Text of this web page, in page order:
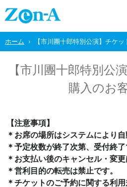
ホーム 【市川團十郎特別公演】チケ
【市川團十郎特別公
購入のお
【注意事項】
＊お席の場所はシステムにより
＊予定枚数が終了次第、受付終了
＊お支払い後のキャンセル・変更
＊営利目的の転売は禁止です。
＊チケットのご予約に関する利